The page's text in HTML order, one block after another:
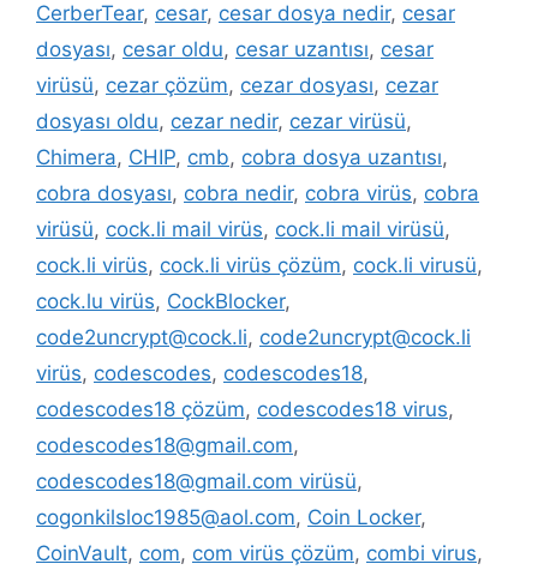
CerberTear, cesar, cesar dosya nedir, cesar
dosyası, cesar oldu, cesar uzantısı, cesar
virüsü, cezar çözüm, cezar dosyası, cezar
dosyası oldu, cezar nedir, cezar virüsü,
Chimera, CHIP, cmb, cobra dosya uzantısı,
cobra dosyası, cobra nedir, cobra virüs, cobra
virüsü, cock.li mail virüs, cock.li mail virüsü,
cock.li virüs, cock.li virüs çözüm, cock.li virusü,
cock.lu virüs, CockBlocker,
code2uncrypt@cock.li, code2uncrypt@cock.li
virüs, codescodes, codescodes18,
codescodes18 çözüm, codescodes18 virus,
codescodes18@gmail.com,
codescodes18@gmail.com virüsü,
cogonkilsloc1985@aol.com, Coin Locker,
CoinVault, com, com virüs çözüm, combi virus,